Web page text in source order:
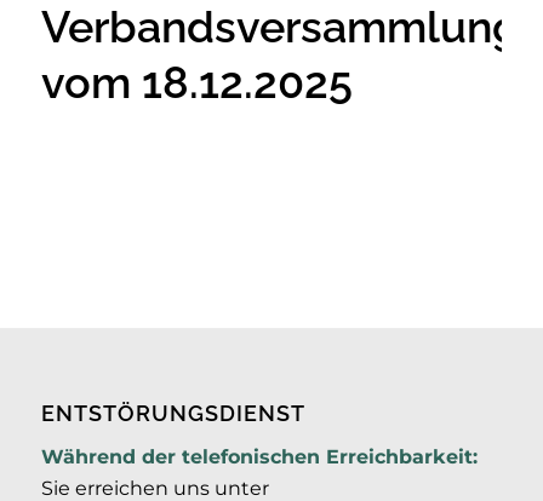
Verbandsversammlung
vom 18.12.2025
ENTSTÖRUNGSDIENST
Während der telefonischen Erreichbarkeit:
Sie erreichen uns unter